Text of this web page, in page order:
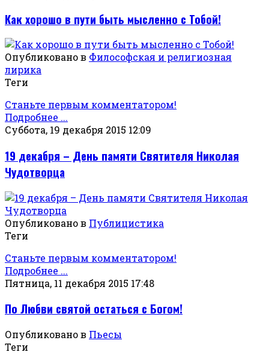
Как хорошо в пути быть мысленно с Тобой!
Опубликовано в Философская и религиозная
лирика
Теги
Станьте первым комментатором!
Подробнее ...
Суббота, 19 декабря 2015 12:09
19 декабря – День памяти Святителя Николая
Чудотворца
Опубликовано в Публицистика
Теги
Станьте первым комментатором!
Подробнее ...
Пятница, 11 декабря 2015 17:48
По Любви святой остаться с Богом!
Опубликовано в Пьесы
Теги